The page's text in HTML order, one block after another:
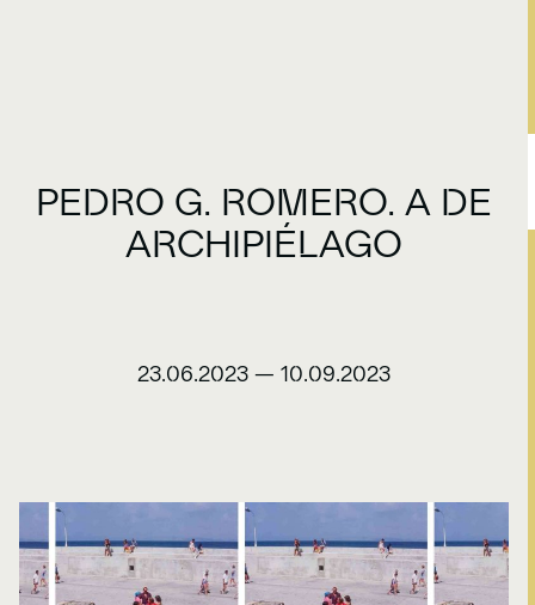
PEDRO G. ROMERO. A DE
ARCHIPIÉLAGO
23.06.2023 — 10.09.2023